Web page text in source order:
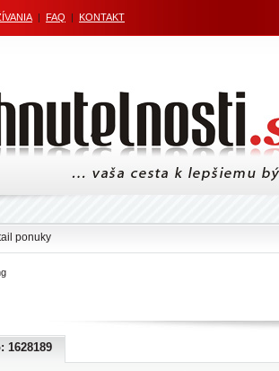
| FAQ | KONTAKT
ponuky
1628189